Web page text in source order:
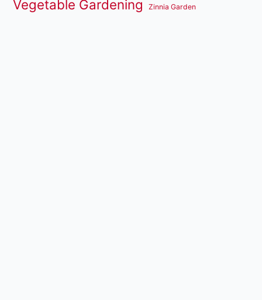
Vegetable Gardening Zinnia Garden